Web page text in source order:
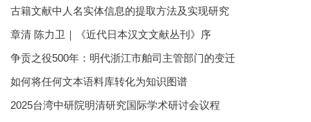
古籍文献中人名实体信息的提取方法及实现研究
章清 陈力卫｜《近代日本汉文文献丛刊》序
争贡之役500年：明代浙江市舶司主管部门的变迁
如何将任何文本语料库转化为知识图谱
2025台湾中研院明清研究国际学术研讨会议程